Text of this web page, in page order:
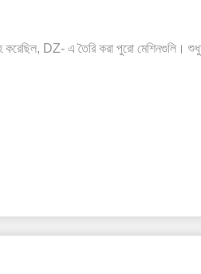
করেছিল, DZ- এ তৈরি করা পুরো মেশিনগুলি।